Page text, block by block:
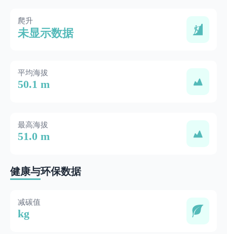
爬升
未显示数据
平均海拔
50.1 m
最高海拔
51.0 m
健康与环保数据
减碳值
kg